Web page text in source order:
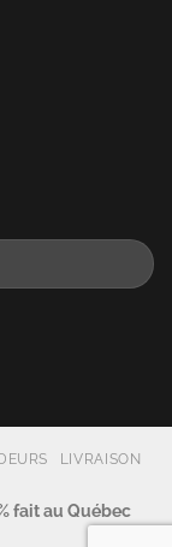
LIVRAISON
fait au Québec